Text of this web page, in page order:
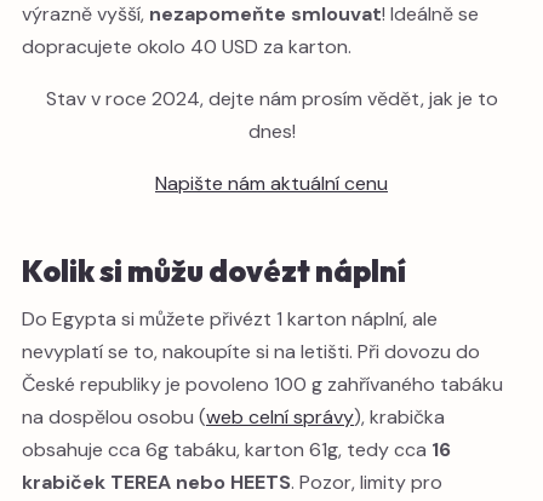
výrazně vyšší, nezapomeňte smlouvat! Ideálně se
dopracujete okolo 40 USD za karton.
Stav v roce 2024, dejte nám prosím vědět, jak je to
dnes!
Napište nám aktuální cenu
Kolik si můžu dovézt náplní
Do Egypta si můžete přivézt 1 karton náplní, ale
nevyplatí se to, nakoupíte si na letišti. Při dovozu do
České republiky je povoleno 100 g zahřívaného tabáku
na dospělou osobu (web celní správy), krabička
obsahuje cca 6g tabáku, karton 61g, tedy cca 16
krabiček TEREA nebo HEETS. Pozor, limity pro